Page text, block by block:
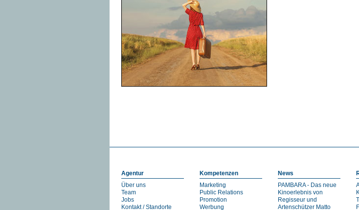
Agentur
Über uns
Team
Jobs
Kontakt / Standorte
Kompetenzen
Marketing
Public Relations
Promotion
Werbung
News
PAMBARA - Das neue
Kinoerlebnis von
Regisseur und
Artenschützer Matto